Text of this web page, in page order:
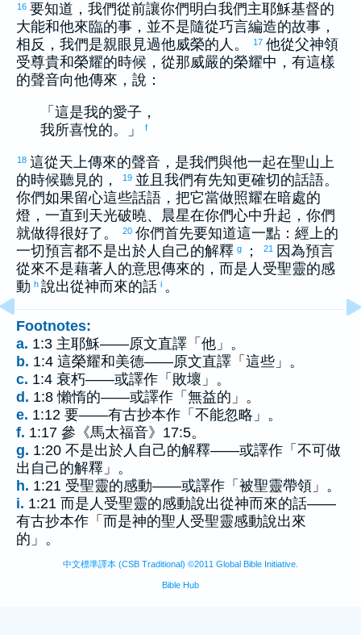
16 要知道，我們從前讓你們明白我們主耶穌基督的
大能和他來臨的事，並不是隨從巧言編造的故事，
相反，我們是親眼見過他威榮的人。
17 他從父神領
受尊貴和榮耀的時候，從那威嚴的榮耀中，有這樣
的聲音向他傳來，說：
「這是我的愛子，
我所喜悅的。」
f
18 這從天上傳來的聲音，是我們與他一起在聖山上
的時候聽見的，
19 並且我們有先知更確切的話語。
你們如果留心這些話語，把它當做照耀在暗處的
燈，一直到天光破曉、晨星在你們心中升起，你們
就做得很好了。
20 你們首先要知道這一點：經上的
一切預言都不是出於人自己的解釋 g ； 21
因為預言
從來不是藉著人的意思傳來的，而是人受聖靈的感
動 h 說出從神而來的話 i 。
Footnotes:
a. 1:3 主耶穌——原文直譯「他」。
b. 1:4 這榮耀和美德——原文直譯「這些」。
c. 1:4 衰朽——或譯作「敗壞」。
d. 1:8 懶惰的——或譯作「無益的」。
e. 1:12 要——有古抄本作「不能忽略」。
f. 1:17 參《馬太福音》17:5。
g. 1:20 不是出於人自己的解釋——或譯作「不可做
出自己的解釋」。
h. 1:21 受聖靈的感動——或譯作「被聖靈帶領」。
i. 1:21 而是人受聖靈的感動說出從神而來的話——
有古抄本作「而是神的聖人受聖靈感動說出來
的」。
中文標準譯本 (CSB Traditional) ©2011 Global Bible Initiative.
Bible Hub